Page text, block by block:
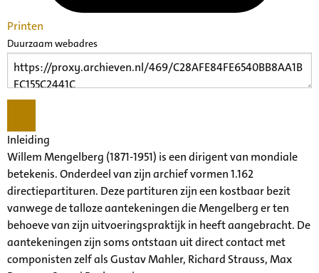
Printen
Duurzaam webadres
Inleiding
Willem Mengelberg (1871-1951) is een dirigent van mondiale
betekenis. Onderdeel van zijn archief vormen 1.162
directiepartituren. Deze partituren zijn een kostbaar bezit
vanwege de talloze aantekeningen die Mengelberg er ten
behoeve van zijn uitvoeringspraktijk in heeft aangebracht. De
aantekeningen zijn soms ontstaan uit direct contact met
componisten zelf als Gustav Mahler, Richard Strauss, Max